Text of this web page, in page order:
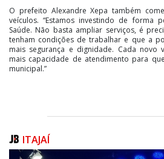
O prefeito Alexandre Xepa também
veículos. “Estamos investindo de forma
Saúde. Não basta ampliar serviços, é
tenham condições de trabalhar e que a
mais segurança e dignidade. Cada novo
mais capacidade de atendimento para
municipal.”
ITAJAÍ